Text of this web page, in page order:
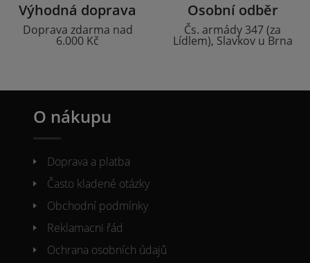
Výhodná doprava
Doprava zdarma nad
6.000 Kč
Osobní odběr
Čs. armády 347 (za
Lídlem), Slavkov u Brna
O nákupu
Doprava a platba
Často kladené otázky
Obchodní podmínky
Reklamacni řád
Ochrana osobních údajů